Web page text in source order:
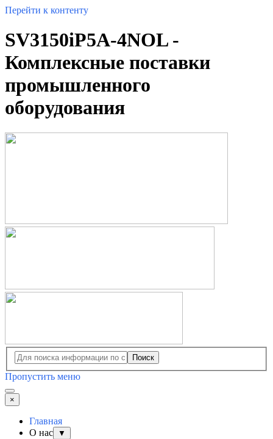
Перейти к контенту
SV3150iP5A-4NOL -
Комплексные поставки
промышленного
оборудования
Поиск
Пропустить меню
×
Главная
О нас
▼